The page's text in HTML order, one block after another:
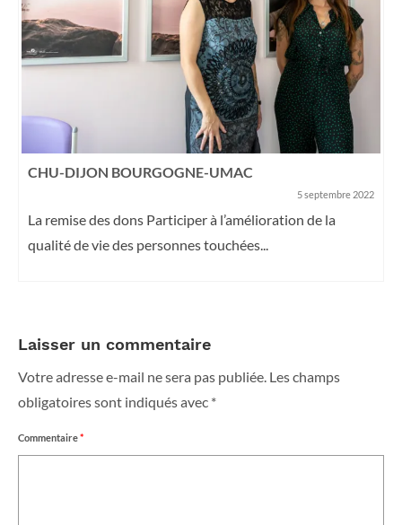
CHU-DIJON BOURGOGNE-UMAC
5 septembre 2022
La remise des dons Participer à l’amélioration de la
qualité de vie des personnes touchées...
Laisser un commentaire
Votre adresse e-mail ne sera pas publiée. Les champs
obligatoires sont indiqués avec *
Commentaire*